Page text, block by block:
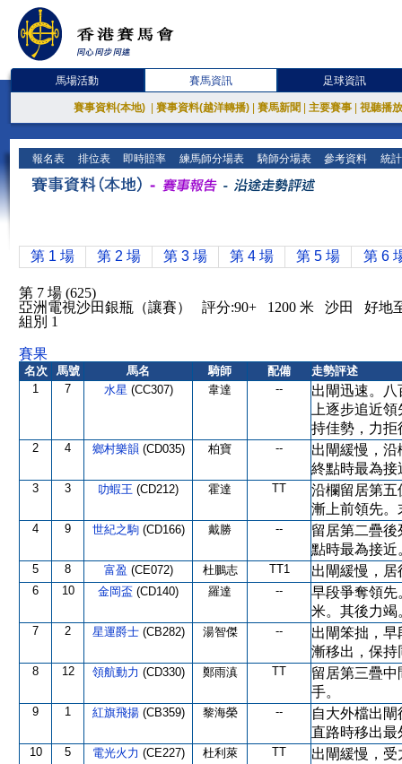
馬場活動 賽馬資訊 足球資訊
賽事資料(本地) 賽事資料(越洋轉播) 賽馬新聞 主要賽事 視聽播
報名表 排位表 即時賠率 練馬師分場表 騎師分場表 參考資料 統
第 1 場 第 2 場 第 3 場 第 4 場 第 5 場 第 6
第 7 場 (625)
亞洲電視沙田銀瓶（讓賽） 評分:90+ 1200 米 沙田 好地
組別 1
賽果
名次 馬號 馬名 騎師 配備
走勢評述
1
7 水星 (CC307) 韋達 --
出閘迅速。
上逐步追近
持佳勢，力拒
2 4 鄉村樂韻 (CD035) 柏寶 --
出閘緩慢，
終點時最為接
3 3 叻蝦王 (CD212) 霍達 TT
沿欄留居第五
漸上前領先。
4 9 世紀之駒 (CD166) 戴勝 --
留居第二疊
點時最為接近
5 8 富盈 (CE072) 杜鵬志 TT1 出閘緩慢，
6 10 金岡盃 (CD140) 羅達 --
早段爭奪領先
米。其後力竭
7 2 星運爵士 (CB282) 湯智傑 --
出閘笨拙，
漸移出，保持
8 12 領航動力 (CD330) 鄭雨滇 TT
留居第三疊
手。
9 1 紅旗飛揚 (CB359) 黎海榮 --
自大外檔出
直路時移出最
10 5 電光火力 (CE227) 杜利萊 TT
出閘緩慢，